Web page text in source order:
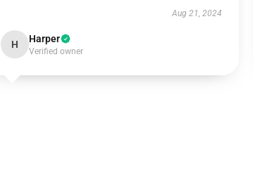
Aug 21, 2024
H Harper
Verified owner